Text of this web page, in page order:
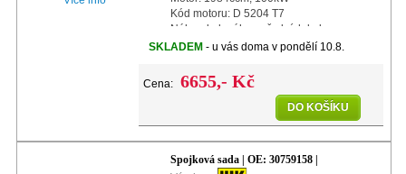
Kód motoru: D 5204 T7
Náhon kol: náhon předních kol
Další info: s centrálním vypínacím
Další info: s automatickým nastavením
Prům
SKLADEM - u vás doma v pondělí 10.8.
Cena: 6655,- Kč
DO KOŠÍKU
Spojková sada | OE: 30759158 |